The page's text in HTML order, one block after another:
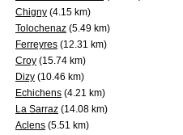
Chigny (4.15 km)
Tolochenaz (5.49 km)
Ferreyres (12.31 km)
Croy (15.74 km)
Dizy (10.46 km)
Echichens (4.21 km)
La Sarraz (14.08 km)
Aclens (5.51 km)